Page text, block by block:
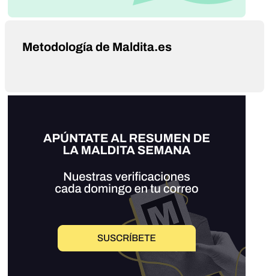
Metodología de Maldita.es